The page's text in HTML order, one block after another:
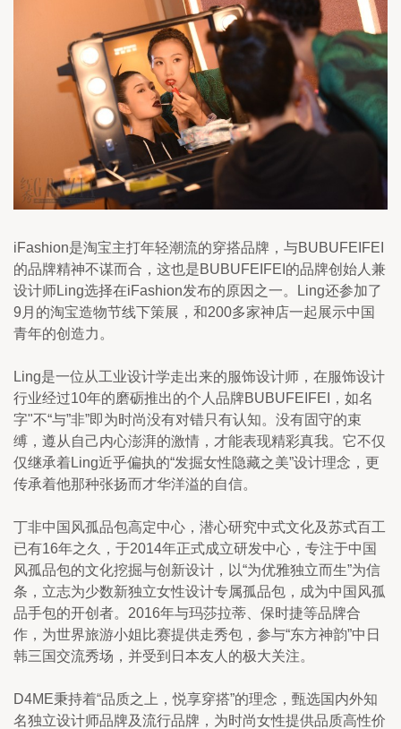
iFashion是淘宝主打年轻潮流的穿搭品牌，与BUBUFEIFEI
的品牌精神不谋而合，这也是BUBUFEIFEI的品牌创始人兼
设计师Ling选择在iFashion发布的原因之一。Ling还参加了
9月的淘宝造物节线下策展，和200多家神店一起展示中国
青年的创造力。
Ling是一位从工业设计学走出来的服饰设计师，在服饰设计
行业经过10年的磨砺推出的个人品牌BUBUFEIFEI，如名
字"不“与”非”即为时尚没有对错只有认知。没有固守的束
缚，遵从自己内心澎湃的激情，才能表现精彩真我。它不仅
仅继承着Ling近乎偏执的“发掘女性隐藏之美”设计理念，更
传承着他那种张扬而才华洋溢的自信。
丁非中国风孤品包高定中心，潜心研究中式文化及苏式百工
已有16年之久，于2014年正式成立研发中心，专注于中国
风孤品包的文化挖掘与创新设计，以“为优雅独立而生”为信
条，立志为少数新独立女性设计专属孤品包，成为中国风孤
品手包的开创者。2016年与玛莎拉蒂、保时捷等品牌合
作，为世界旅游小姐比赛提供走秀包，参与“东方神韵”中日
韩三国交流秀场，并受到日本友人的极大关注。
D4ME秉持着“品质之上，悦享穿搭”的理念，甄选国内外知
名独立设计师品牌及流行品牌，为时尚女性提供品质高性价